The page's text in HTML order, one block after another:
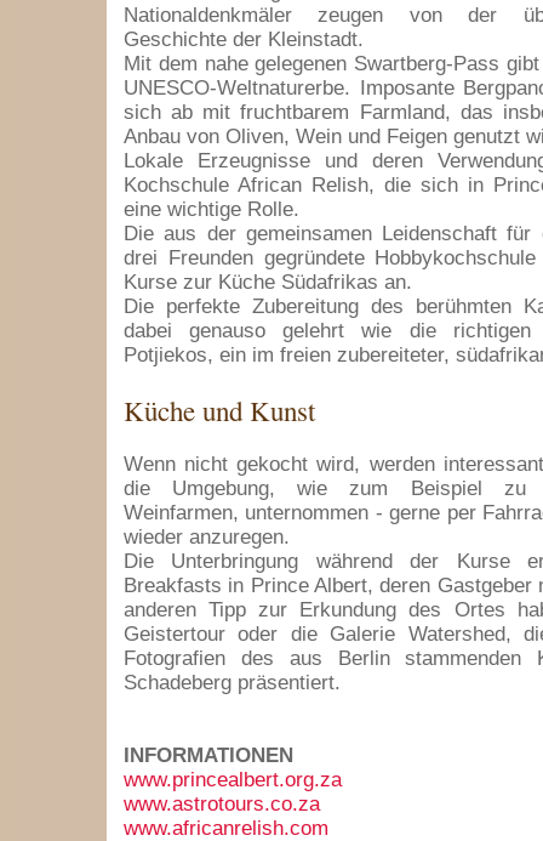
Nationaldenkmäler zeugen von der
Geschichte der Kleinstadt.
Mit dem nahe gelegenen Swartberg-Pass
UNESCO-Weltnaturerbe. Imposante
sich ab mit fruchtbarem Farmland, das
Anbau von Oliven, Wein und Feigen genutzt
Lokale Erzeugnisse und deren
Kochschule African Relish, die sich in
eine wichtige Rolle.
Die aus der gemeinsamen Leidenschaft für
drei Freunden gegründete
Kurse zur Küche Südafrikas an.
Die perfekte Zubereitung des berühmten
dabei genauso gelehrt wie die
Potjiekos, ein im freien zubereiteter,
Küche und Kunst
Wenn nicht gekocht wird, werden
die Umgebung, wie zum Beispiel zu
Weinfarmen, unternommen - gerne per
wieder anzuregen.
Die Unterbringung während der Kurse
Breakfasts in Prince Albert, deren Gastgeber
anderen Tipp zur Erkundung des Ortes
Geistertour oder die Galerie Watershed,
Fotografien des aus Berlin stammenden
Schadeberg präsentiert.
INFORMATIONEN
www.princealbert.org.za
www.astrotours.co.za
www.africanrelish.com